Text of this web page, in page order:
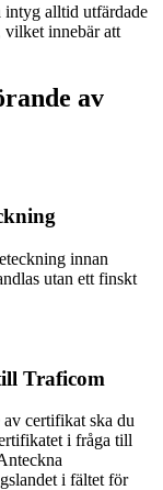
intyg alltid utfärdade
vilket innebär att
av
innan
utan ett finskt
Traficom
certifikat ska du
i fråga till
i fältet för